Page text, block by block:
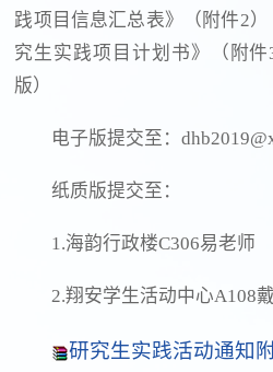
践项目信息汇总表》（附件2
究生实践项目计划书》（附
版）
电子版提交至：
纸质版提交至：
1.海韵行政楼C306易老师
2.翔安学生活动中心A108
研究生实践活动通知